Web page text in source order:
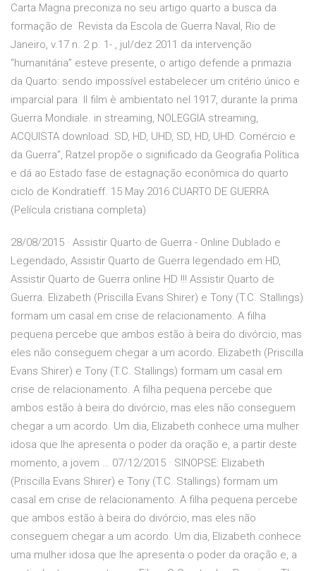
Carta Magna preconiza no seu artigo quarto a busca da
formação de Revista da Escola de Guerra Naval, Rio de
Janeiro, v.17 n. 2 p. 1- , jul/dez 2011 da intervenção
“humanitária” esteve presente, o artigo defende a primazia
da Quarto: sendo impossível estabelecer um critério único e
imparcial para Il film è ambientato nel 1917, durante la prima
Guerra Mondiale. in streaming, NOLEGGIA streaming,
ACQUISTA download. SD, HD, UHD, SD, HD, UHD. Comércio e
da Guerra”, Ratzel propõe o significado da Geografia Política
e dá ao Estado fase de estagnação econômica do quarto
ciclo de Kondratieff. 15 May 2016 CUARTO DE GUERRA
(Película cristiana completa)
28/08/2015 · Assistir Quarto de Guerra - Online Dublado e
Legendado, Assistir Quarto de Guerra legendado em HD,
Assistir Quarto de Guerra online HD !!! Assistir Quarto de
Guerra. Elizabeth (Priscilla Evans Shirer) e Tony (T.C. Stallings)
formam um casal em crise de relacionamento. A filha
pequena percebe que ambos estão à beira do divórcio, mas
eles não conseguem chegar a um acordo. Elizabeth (Priscilla
Evans Shirer) e Tony (T.C. Stallings) formam um casal em
crise de relacionamento. A filha pequena percebe que
ambos estão à beira do divórcio, mas eles não conseguem
chegar a um acordo. Um dia, Elizabeth conhece uma mulher
idosa que lhe apresenta o poder da oração e, a partir deste
momento, a jovem … 07/12/2015 · SINOPSE: Elizabeth
(Priscilla Evans Shirer) e Tony (T.C. Stallings) formam um
casal em crise de relacionamento. A filha pequena percebe
que ambos estão à beira do divórcio, mas eles não
conseguem chegar a um acordo. Um dia, Elizabeth conhece
uma mulher idosa que lhe apresenta o poder da oração e, a